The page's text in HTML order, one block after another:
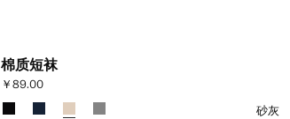
棉质短袜
当前价格 [￥89.00 ]
￥89.00
选择颜色
颜色 黑色颜色 深海军蓝
已选择颜色砂灰
颜色 石楠花中灰
砂灰